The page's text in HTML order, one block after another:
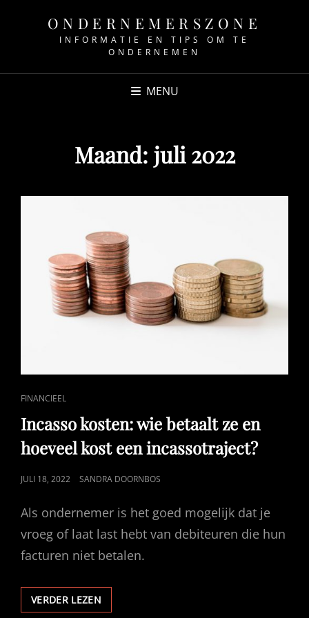
ONDERNEMERSZONE
INFORMATIE EN TIPS OM TE
ONDERNEMEN
MENU
Maand: juli 2022
CAT
LINKS
FINANCIEEL
Incasso kosten: wie betaalt ze en
hoeveel kost een incassotraject?
GEPUBLICEERD
JULI 18, 2022 SANDRA DOORNBOS
Als ondernemer is het goed mogelijk dat je
vroeg of laat last hebt van debiteuren die hun
facturen niet betalen.
VERDER LEZEN
KOSTEN: